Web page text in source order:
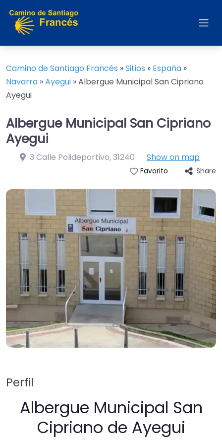
Camino de Santiago Francés »Sitios » España »
Navarra »Ayegui »Albergue Municipal San Cipriano
Ayegui
Albergue Municipal San Cipriano
Ayegui
3 Calle Polideportivo,31240 Show on map
Favorito Share
Perfil
Albergue Municipal San
Cipriano de Ayegui